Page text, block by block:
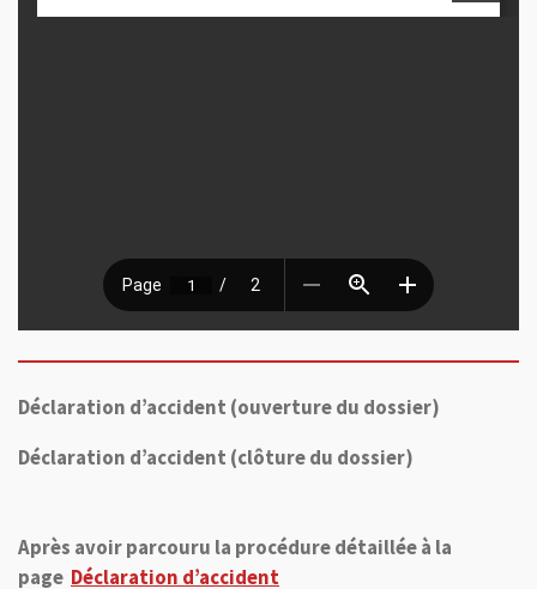
Déclaration d’accident (ouverture du dossier)
Déclaration d’accident (clôture du dossier)
Après avoir parcouru la procédure détaillée à la
page Déclaration d’accident